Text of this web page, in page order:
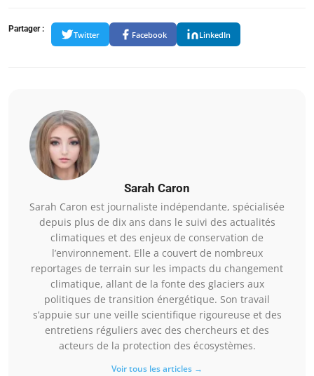
Partager :
Twitter Facebook LinkedIn
Sarah Caron
Sarah Caron est journaliste indépendante, spécialisée
depuis plus de dix ans dans le suivi des actualités
climatiques et des enjeux de conservation de
l’environnement. Elle a couvert de nombreux
reportages de terrain sur les impacts du changement
climatique, allant de la fonte des glaciers aux
politiques de transition énergétique. Son travail
s’appuie sur une veille scientifique rigoureuse et des
entretiens réguliers avec des chercheurs et des
acteurs de la protection des écosystèmes.
Voir tous les articles →